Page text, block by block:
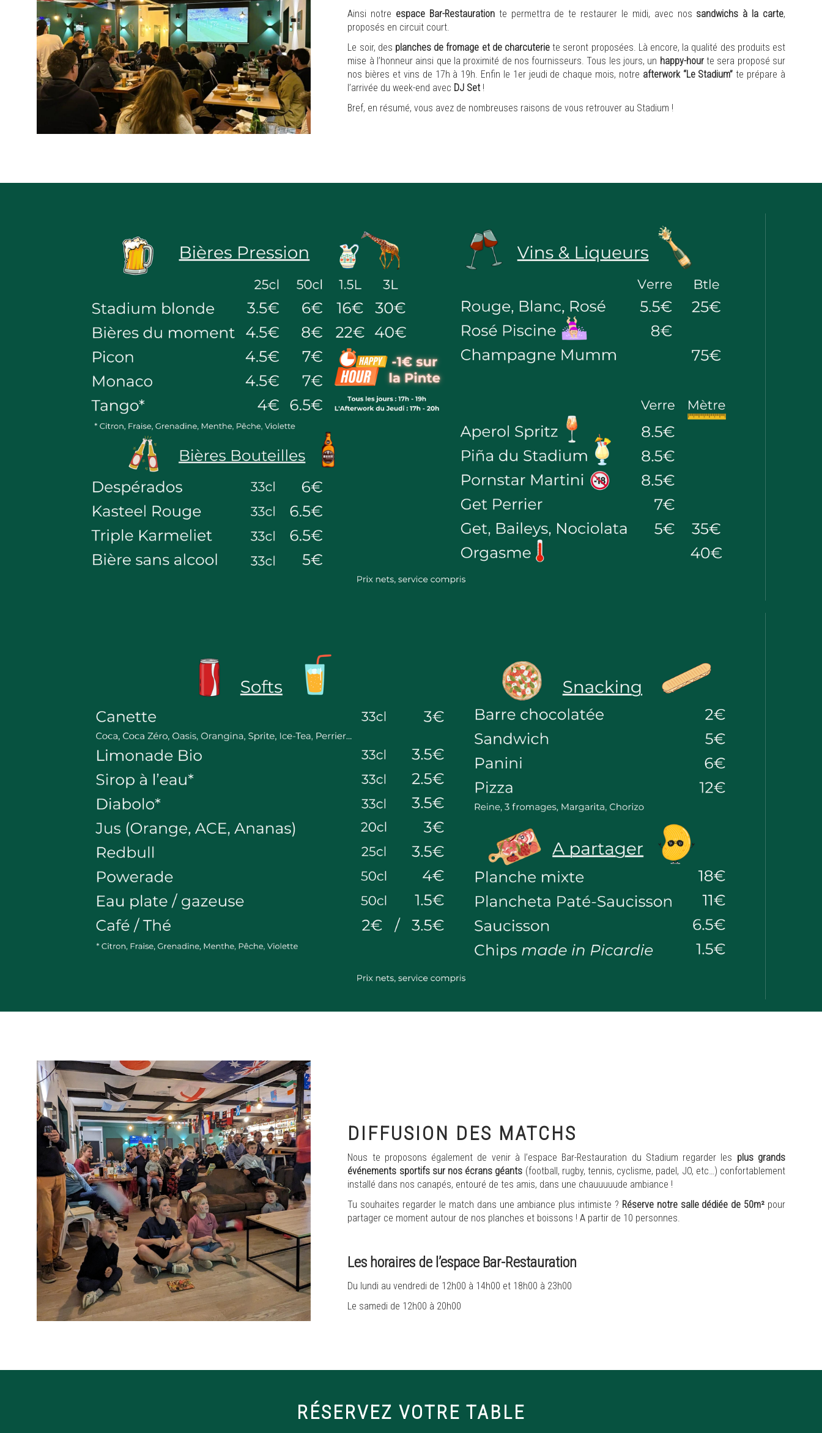
Ainsi notre espace Bar-Restaurationte permettra de te restaurer le midi, avec nos sandwichs à la carte,
proposés en circuit court.
Le soir, des planches de fromage et de charcuteriete seront proposées. Là encore, la qualité des produits est
mise à l’honneur ainsi que la proximité de nos fournisseurs. Tous les jours, un happy-hourte sera proposé sur
nos bières et vins de 17h à 19h. Enfin le 1er jeudi de chaque mois, notre afterwork “Le Stadium” te prépare à
l’arrivée du week-end avec DJ Set!
Bref, en résumé, vous avez de nombreuses raisons de vous retrouver au Stadium !
DIFFUSION DES MATCHS
Nous te proposons également de venir à l’espace Bar-Restauration du Stadium regarder les plus grands
événements sportifs sur nos écrans géants (football, rugby, tennis, cyclisme, padel, JO, etc…) confortablement
installé dans nos canapés, entouré de tes amis, dans une chauuuuude ambiance !
Tu souhaites regarder le match dans une ambiance plus intimiste ? Réserve notre salle dédiée de 50m² pour
partager ce moment autour de nos planches et boissons ! A partir de 10 personnes.
Les horaires de l’espace Bar-Restauration
Du lundi au vendredi de 12h00 à 14h00 et 18h00 à 23h00
Le samedi de 12h00 à 20h00
RÉSERVEZ VOTRE TABLE